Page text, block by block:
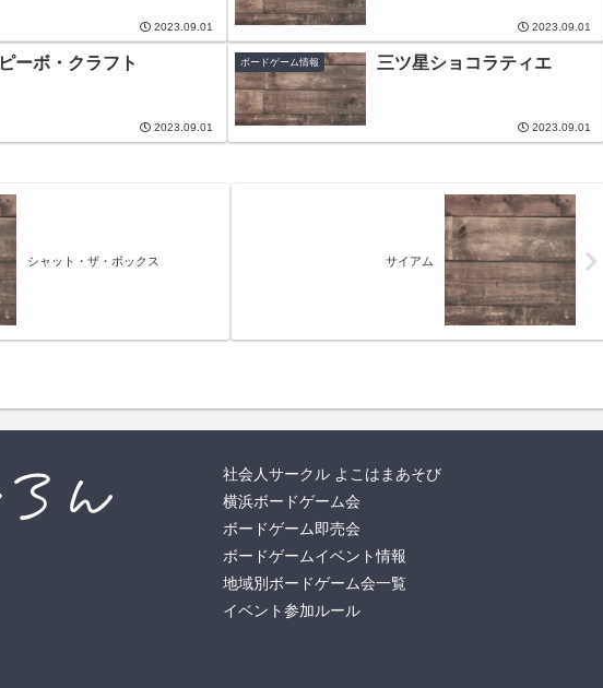
2023.09.01 2023.09.01
ピーボ・クラフト
2023.09.01
ボードゲーム情報 三ツ星ショコラティエ
2023.09.01
シャット・ザ・ボックス サイアム
社会人サークル よこはまあそび
横浜ボードゲーム会
ボードゲーム即売会
ボードゲームイベント情報
地域別ボードゲーム会一覧
イベント参加ルール